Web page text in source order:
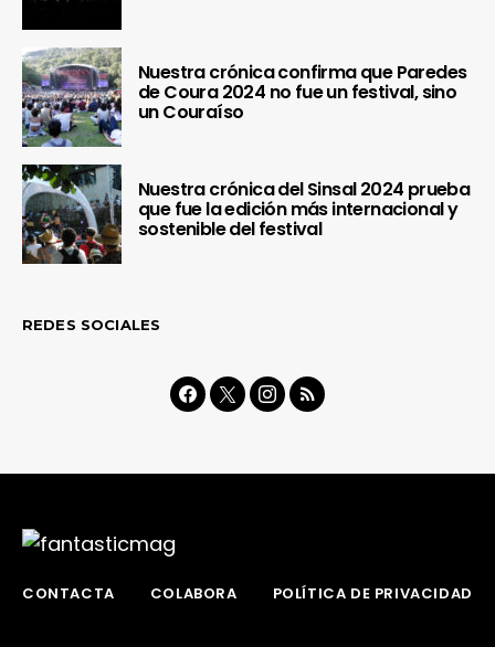
Nuestra crónica confirma que Paredes
de Coura 2024 no fue un festival, sino
un Couraíso
Nuestra crónica del Sinsal 2024 prueba
que fue la edición más internacional y
sostenible del festival
REDES SOCIALES
CONTACTA COLABORA POLÍTICA DE PRIVACIDAD